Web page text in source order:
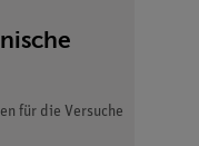
für die Versuche